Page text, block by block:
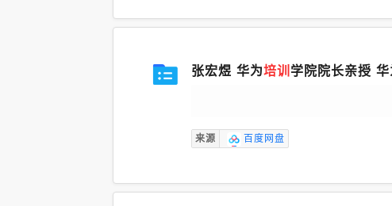
张宏煜 华为培训 学院院长亲授
来源 百度网盘